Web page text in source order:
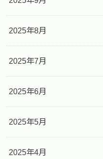
2025年8月
2025年7月
2025年6月
2025年5月
2025年4月